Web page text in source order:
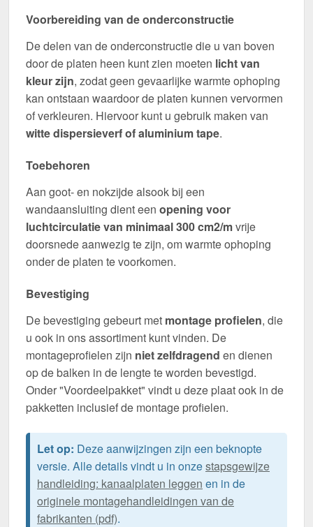
Voorbereiding van de onderconstructie
De delen van de onderconstructie die u van boven
door de platen heen kunt zien moeten licht van
kleur zijn, zodat geen gevaarlijke warmte ophoping
kan ontstaan waardoor de platen kunnen vervormen
of verkleuren. Hiervoor kunt u gebruik maken van
witte dispersieverf of aluminium tape.
Toebehoren
Aan goot- en nokzijde alsook bij een
wandaansluiting dient een opening voor
luchtcirculatie van minimaal 300 cm2/mvrije
doorsnede aanwezig te zijn, om warmte ophoping
onder de platen te voorkomen.
Bevestiging
De bevestiging gebeurt met montage profielen, die
u ook in ons assortiment kunt vinden. De
montageprofielen zijn niet zelfdragend en dienen
op de balken in de lengte te worden bevestigd.
Onder "Voordeelpakket" vindt u deze plaat ook in de
pakketten inclusief de montage profielen.
Let op: Deze aanwijzingen zijn een beknopte
versie. Alle details vindt u in onzestapsgewijze
handleiding: kanaalplaten leggen en in de
originele montagehandleidingen van de
fabrikanten (pdf).